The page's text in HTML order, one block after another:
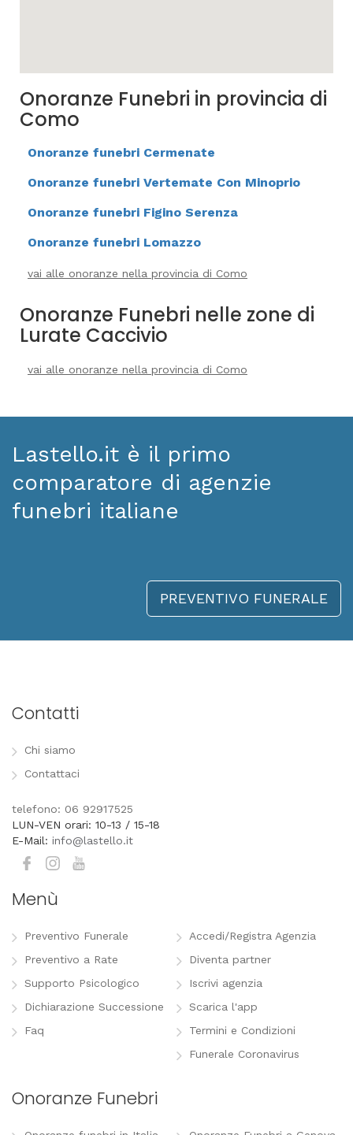
Onoranze Funebri in provincia di
Como
Onoranze funebri Cermenate
Onoranze funebri Vertemate Con Minoprio
Onoranze funebri Figino Serenza
Onoranze funebri Lomazzo
vai alle onoranze nella provincia di Como
Onoranze Funebri nelle zone di
Lurate Caccivio
vai alle onoranze nella provincia di Como
Lastello.it è il primo
comparatore di agenzie
funebri italiane
PREVENTIVO FUNERALE
Contatti
Chi siamo
Contattaci
telefono: 06 92917525
LUN-VEN orari: 10-13 / 15-18
E-Mail: info@lastello.it
Menù
Preventivo Funerale
Preventivo a Rate
Supporto Psicologico
Dichiarazione Successione
Faq
Accedi/Registra Agenzia
Diventa partner
Iscrivi agenzia
Scarica l'app
Termini e Condizioni
Funerale Coronavirus
Onoranze Funebri